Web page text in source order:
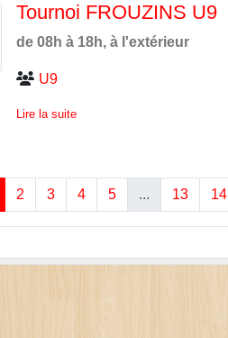
Tournoi FROUZINS U9
de 08h à 18h, à l'extérieur
U9
Lire la suite
2 3 4 5 ... 13 14